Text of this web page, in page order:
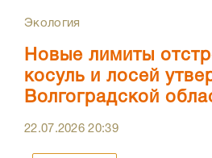
Экология
Новые лимиты
косуль и лосей
Волгоградской
22.07.202620:39